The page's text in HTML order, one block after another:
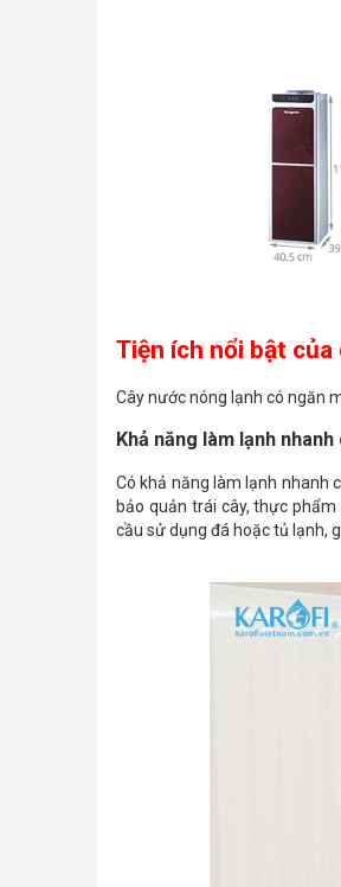
Tiện ích nổi bật
Cây nước nóng lạnh có ngăn
Khả năng làm lạnh nhanh
Có khả năng làm lạnh nhanh
bảo quản trái cây, thực
cầu sử dụng đá hoặc tủ lạnh,